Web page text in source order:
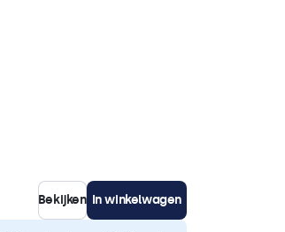
Bekijken In winkelwagen